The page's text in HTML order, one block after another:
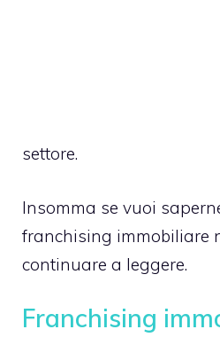
settore.
Insomma se vuoi
franchising immobiliare
continuare a leggere.
Franchising